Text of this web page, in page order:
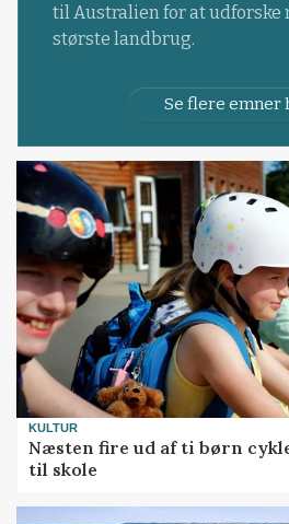
til Australien for at udforske
største landbrug.
Se flere emner
KULTUR
Næsten fire ud af ti børn
til skole